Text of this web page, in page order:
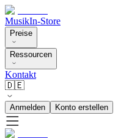
MusikIn-Store
Preise
Ressourcen
Kontakt
🇩🇪
Anmelden Konto erstellen